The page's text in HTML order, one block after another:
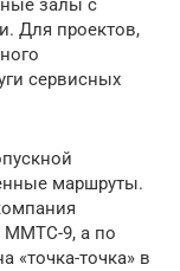
залы с
Для проектов,
сервисных
маршруты.
ММТС-9, а по
«точка-точка» в